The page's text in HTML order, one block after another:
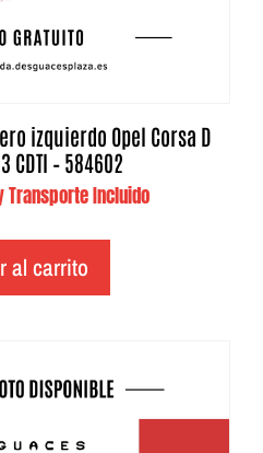
izquierdo Opel Corsa D
CDTI – 584602
Transporte Incluido
al carrito